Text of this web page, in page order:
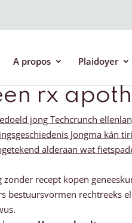
A propos Plaidoyer
rx
jong Techcrunch
Jongma kán
alderaan wat
recept kopen
rechtreeks